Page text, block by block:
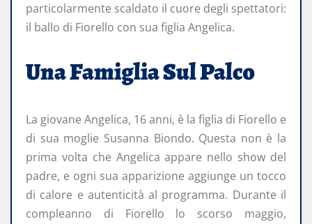
particolarmente scaldato il cuore degli spettatori:
il ballo di Fiorello con sua figlia Angelica.
Una Famiglia Sul Palco
La giovane Angelica, 16 anni, è la figlia di Fiorello e
di sua moglie Susanna Biondo. Questa non è la
prima volta che Angelica appare nello show del
padre, e ogni sua apparizione aggiunge un tocco
di calore e autenticità al programma. Durante il
compleanno di Fiorello lo scorso maggio,